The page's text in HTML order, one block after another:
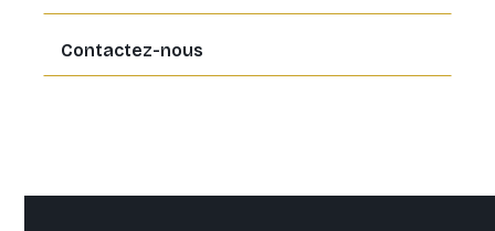
Contactez-nous